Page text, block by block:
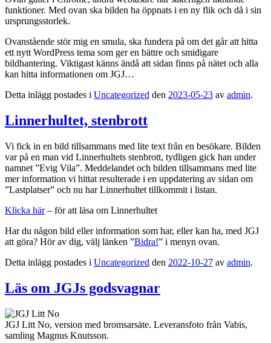
funktioner. Med ovan ska bilden ha öppnats i en ny flik och då i sin
ursprungsstorlek.
Ovanstående stör mig en smula, ska fundera på om det går att hitta
ett nytt WordPress tema som ger en bättre och smidigare
bildhantering. Viktigast känns ändå att sidan finns på nätet och alla
kan hitta informationen om JGJ…
Detta inlägg postades i Uncategorized den 2023-05-23 av admin.
Linnerhultet, stenbrott
Vi fick in en bild tillsammans med lite text från en besökare. Bilden
var på en man vid Linnerhultets stenbrott, tydligen gick han under
namnet ”Evig Vila”. Meddelandet och bilden tillsammans med lite
mer information vi hittat resulterade i en uppdatering av sidan om
”Lastplatser” och nu har Linnerhultet tillkommit i listan.
Klicka här– för att läsa om Linnerhultet
Har du någon bild eller information som har, eller kan ha, med JGJ
att göra? Hör av dig, välj länken ”Bidra!” i menyn ovan.
Detta inlägg postades i Uncategorized den 2022-10-27 av admin.
Läs om JGJs godsvagnar
JGJ Litt No, version med bromsarsäte. Leveransfoto från Vabis,
samling Magnus Knutsson.